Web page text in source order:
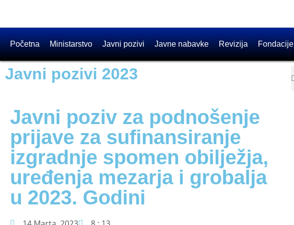
Početna Ministarstvo Javni pozivi Javne nabavke Revizija Fondacije
Javni pozivi 2023
Javni poziv za podnošenje
prijave za sufinansiranje
izgradnje spomen obilježja,
uređenja mezarja i grobalja
u 2023. Godini